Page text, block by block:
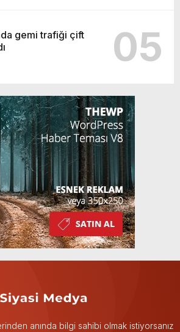
gemi trafiği çift
05
anında bilgi sahibi olmak istiyorsanız